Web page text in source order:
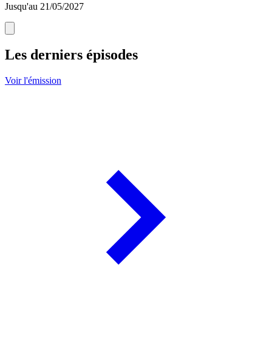
Jusqu'au 21/05/2027
Les derniers épisodes
Voir l'émission